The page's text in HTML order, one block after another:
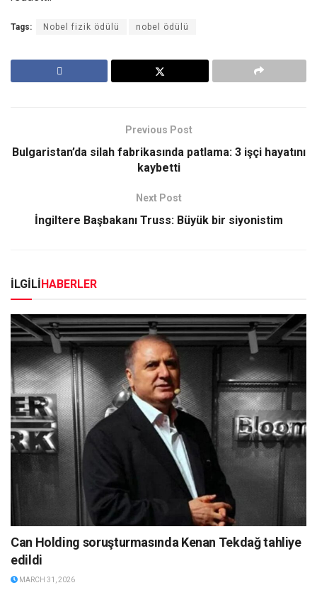
Tags: Nobel fizik ödülü nobel ödülü
Previous Post
Bulgaristan’da silah fabrikasında patlama: 3 işçi hayatını
kaybetti
Next Post
İngiltere Başbakanı Truss: Büyük bir siyonistim
İLGİLİHABERLER
Can Holding soruşturmasında Kenan Tekdağ tahliye
edildi
MARCH 31, 2026